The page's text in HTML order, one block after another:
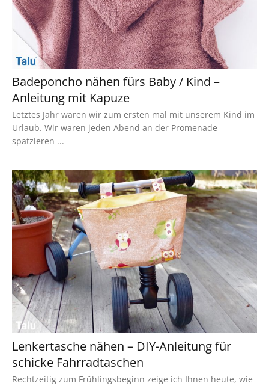
Badeponcho nähen fürs Baby / Kind –
Anleitung mit Kapuze
Letztes Jahr waren wir zum ersten mal mit unserem Kind im
Urlaub. Wir waren jeden Abend an der Promenade
spatzieren ...
Lenkertasche nähen – DIY-Anleitung für
schicke Fahrradtaschen
Rechtzeitig zum Frühlingsbeginn zeige ich Ihnen heute, wie